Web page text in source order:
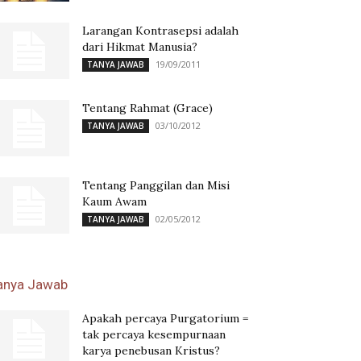
Larangan Kontrasepsi adalah
dari Hikmat Manusia?
TANYA JAWAB 19/09/2011
Tentang Rahmat (Grace)
TANYA JAWAB 03/10/2012
Tentang Panggilan dan Misi
Kaum Awam
TANYA JAWAB 02/05/2012
Jawab
Apakah percaya Purgatorium =
tak percaya kesempurnaan
karya penebusan Kristus?